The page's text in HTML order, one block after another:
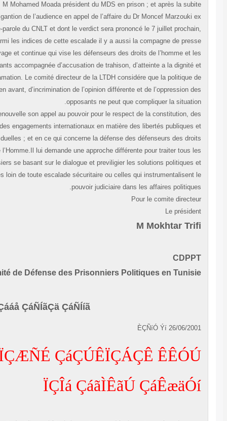
M Mohamed Moada président du MDS en prison ; et après la
desigantion de l’audience en appel de l’affaire du Dr Moncef Marzouki
porte-parole du CNLT et dont le verdict sera prononcé le 7 juillet
parmi les indices de cette escalade il y a aussi la compagne de
sauvage et continue qui vise les défenseurs des droits de l’homme et
opposants accompagnée d’accusation de trahison, d’atteinte a la dignité
de diffamation. Le comité directeur de la LTDH considére que la politique
fuite en avant, d’incrimination de l’opinion différente et de l’oppression
opposants ne peut que compliquer la
Elle renouvelle son appel au pouvoir pour le respect de la constitution,
lois et des engagements internationaux en matière des libertés publiques
individuelles ; et en ce qui concerne la défense des défenseurs des
de l’Homme.Il lui demande une approche différente pour traiter tous
dossiers se basant sur le dialogue et previligier les solutions politiques
civiles loin de toute escalade sécuritaire ou celles qui instrumentalisent
pouvoir judiciaire dans les affaires
Pour le comite
Le
M Mokhtar
Comité de Défense des Prisonniers Politiques en
ÈÓã Çááå ÇáÑÍãÇä ÇáÑÍíã
ÈÇÑíÓ Ýí 26/06/
ÏÇÆÑÉ ÇáÇÚÊÏÇÁÇÊ
ÏÇÎá ÇáãÌÊãÚ